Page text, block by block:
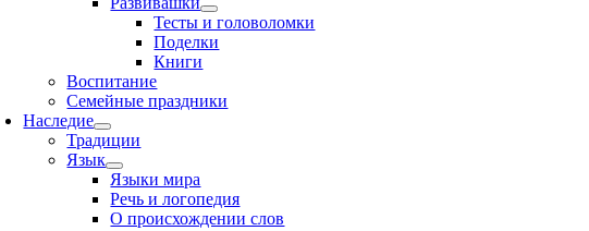
Тесты и головоломки
Поделки
Книги
Воспитание
Семейные праздники
Наследие
Традиции
Язык
Языки мира
Речь и логопедия
О происхождении слов